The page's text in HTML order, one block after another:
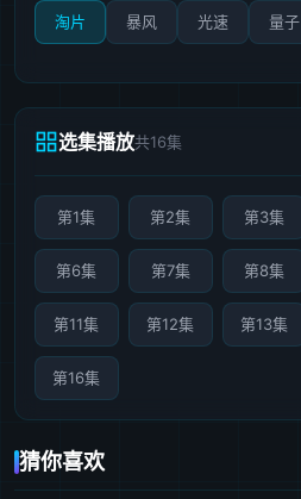
淘片 暴风 光速 量子
选集播放共16集
第1集 第2集 第3集
第6集 第7集 第8集
第11集 第12集 第13集
第16集
猜你喜欢